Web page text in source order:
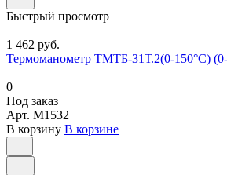
Быстрый просмотр
1 462 руб.
Термоманометр ТМТБ-31Т.2(0-150°С)
0
Под заказ
Арт. M1532
В корзину В корзине